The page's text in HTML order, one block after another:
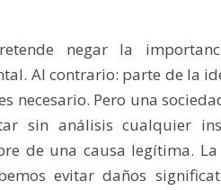
negar la
Al contrario: parte de la
necesario. Pero una
sin análisis cualquier
de una causa legítima.
evitar daños